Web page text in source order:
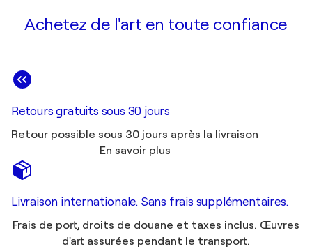
Achetez de l'art en toute confiance
Retours gratuits sous 30 jours
Retour possible sous 30 jours après la livraison
En savoir plus
Livraison internationale. Sans frais supplémentaires.
Frais de port, droits de douane et taxes inclus. Œuvres
d'art assurées pendant le transport.